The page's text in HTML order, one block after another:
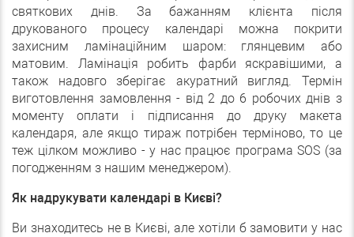
святкових днів. За бажанням клієнта після
друкованого процесу календарі можна покрити
захисним ламінаційним шаром: глянцевим або
матовим. Ламінація робить фарби яскравішими, а
також надовго зберігає акуратний вигляд. Термін
виготовлення замовлення - від 2 до 6 робочих днів з
моменту оплати і підписання до друку макета
календаря, але якщо тираж потрібен терміново, то це
теж цілком можливо - у нас працює програма SOS (за
погодженням з нашим менеджером).
Як надрукувати календарі в Києві?
Ви знаходитесь не в Києві, але хотіли б замовити у нас